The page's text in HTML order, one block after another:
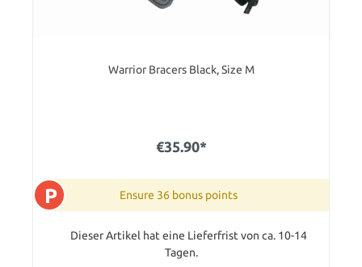
Warrior Bracers Black, Size M
€35.90*
P Ensure 36 bonus points
Dieser Artikel hat eine Lieferfrist von ca. 10-14
Tagen.